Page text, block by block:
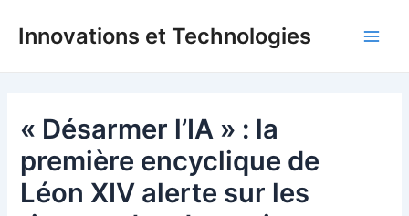
Innovations et Technologies
« Désarmer l’IA » : la
première encyclique de
Léon XIV alerte sur les